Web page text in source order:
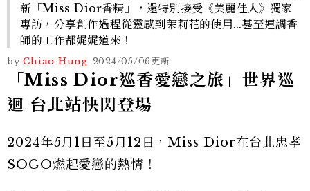
新「Miss Dior香精」，還特別接受《美麗佳人》獨家
專訪，分享創作過程從靈感到茉莉花的使用...甚至連調香
師的工作都娓娓道來！
by Chiao Hung-2024/05/06更新
「Miss Dior巡香愛戀之旅」世界巡
迴 台北站快閃登場
2024年5月1日至5月12日，Miss Dior在台北忠孝
SOGO燃起愛戀的熱情！